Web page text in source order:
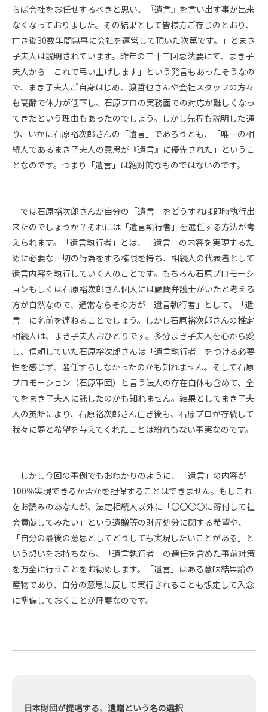
らば会社をお任せするべきと思い、『遺言』を言い出す事が出来
なくなっておりました。その結果として皆様方ご存じのとおり、
亡き後30数年間無事に会社を運営して頂いた次第です。」とまき
子夫人は説明されています。昨年の三十三回忌法要にて、まき子
夫人から「これで弔い上げします」という発言もあったそうなの
で、まき子夫人ご自身はじめ、渡哲也さんや会社スタッフの方々
も高齢で体力が低下し、石原プロの実務面での対応が難しくなっ
てきたという理由もあったのでしょう。しかし先程も説明した通
り、いかに石原裕次郎さんの「遺言」であろうとも、「唯一の相
続人であるまき子夫人の意思が『遺言』に優先された」というこ
となのです。つまり「遺言」は絶対的なものではないのです。
では石原裕次郎さんが自分の「遺言」をどうすれば即時執行出
来たのでしょうか？それには「遺言執行者」を選任する方法が考
えられます。「遺言執行者」とは、「遺言」の内容を実現するた
めに必要な一切の行為をする権限を持ち、相続人の代表者として
遺言内容を執行していく人のことです。もちろん石原プロモーシ
ョンもしくは石原裕次郎さん個人には顧問弁護士がいたと考える
方が自然なので、通常ならその方が「遺言執行者」として、「遺
言」に名前を連ねることでしょう。しかし石原裕次郎さんの推定
相続人は、まき子夫人おひとりです。多分まき子夫人を心から愛
し、信頼していた石原裕次郎さんは「遺言執行者」をつける必要
性を感じず、選任すらしなかったのかも知れません。そして石原
プロモーション（石原軍団）と言う法人の存在自体も含めて、全
てをまき子夫人に託したのかも知れません。結果としてまき子夫
人の英断により、石原裕次郎さん亡き後も、石原プロが存続して
我々に夢と希望を与えてくれたことは紛れもない事実なのです。
しかし今回の事例でもおわかりのように、「遺言」の内容が
100％実現できるか否かを担保することはできません。もしこれ
をお読みのあなたが、法定相続人以外に「〇〇〇〇に寄付して社
会貢献してみたい」という遺贈等の財産処分に関する希望や、
「自分の最後の意思としてどうしても実現したいことがある」と
いう想いをお持ちなら、「遺言執行者」の選任を含めた事前対策
を万全に行うことをお勧めします。「遺言」はある意味結果論の
産物であり、自分の意思に反して実行されることも想定して入念
に準備しておくことが肝要なのです。
日本財団が提唱する、遺贈という名の選択